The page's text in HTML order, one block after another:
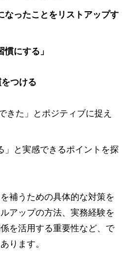
なったことをリストアップす
慣にする」
つける
きた」とポジティブに捉え
」と実感できるポイントを探
補うための具体的な対策を
アップの方法、実務経験を
を活用する重要性など、で
ります。